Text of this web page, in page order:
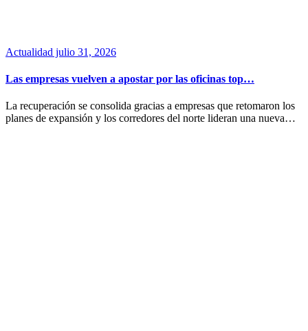
Actualidad julio 31, 2026
Las empresas vuelven a apostar por las oficinas top…
La recuperación se consolida gracias a empresas que retomaron los
planes de expansión y los corredores del norte lideran una nueva…